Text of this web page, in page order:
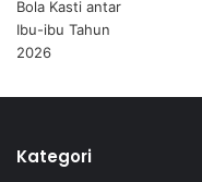
Kategori